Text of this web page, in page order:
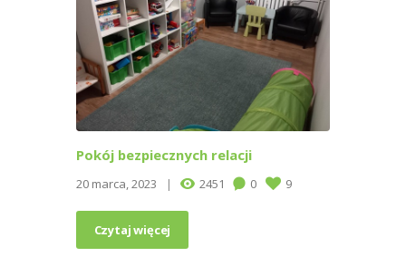
Pokój bezpiecznych relacji
20 marca, 2023 2451 0 9
Czytaj więcej